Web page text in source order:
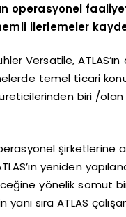
operasyonel
ilerlemeler
Versatile,
temel ticari
üreticilerinden biri /
şirketlerine
yeniden
yönelik somut
sıra ATLAS